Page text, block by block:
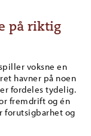
på riktig
voksne en
havner på noen
fordeles tydelig.
fremdrift og én
forutsigbarhet og